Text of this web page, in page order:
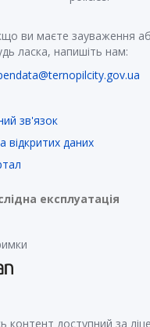
ви маєте зауваження
ласка, напишіть нам:
зв'язок
відкритих даних
експлуатація
контент доступний за